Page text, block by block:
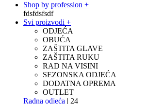
Shop by profession +
fdsfdsfsdf
Svi proizvodi +
ODJEĆA
OBUĆA
ZAŠTITA GLAVE
ZAŠTITA RUKU
RAD NA VISINI
SEZONSKA ODJEĆA
DODATNA OPREMA
OUTLET
Radna odjeća | 24